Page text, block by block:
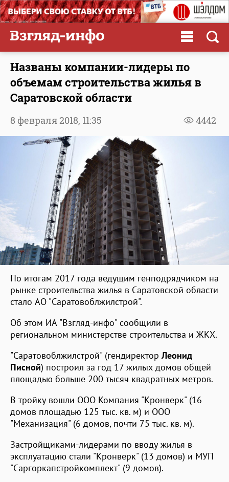
Названы компании-лидеры по
объемам строительства жилья в
Саратовской области
4442
8 февраля 2018, 11:35
По итогам 2017 года ведущим генподрядчиком на
рынке строительства жилья в Саратовской области
стало АО "Саратовоблжилстрой".
Об этом ИА "Взгляд-инфо" сообщили в
региональном министерстве строительства и ЖКХ.
"Саратовоблжилстрой" (гендиректор Леонид
Писной) построил за год 17 жилых домов общей
площадью больше 200 тысяч квадратных метров.
В тройку вошли ООО Компания "Кронверк" (16
домов площадью 125 тыс. кв. м) и ООО
"Механизация" (6 домов, почти 75 тыс. кв. м).
Застройщиками-лидерами по вводу жилья в
эксплуатацию стали "Кронверк" (13 домов) и МУП
"Саргоркапстройкомплект" (9 домов).